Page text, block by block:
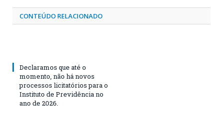
CONTEÚDO RELACIONADO
Declaramos que até o
momento, não há novos
processos licitatórios para o
Instituto de Previdência no
ano de 2026.